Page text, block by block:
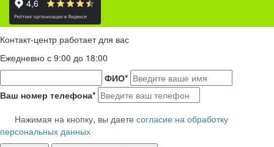
Контакт-центр работает для вас
Ежедневно с 9:00 до 18:00
ФИО*
Ваш номер телефона*
Нажимая на кнопку, вы даете согласие на обработку
персональных данных